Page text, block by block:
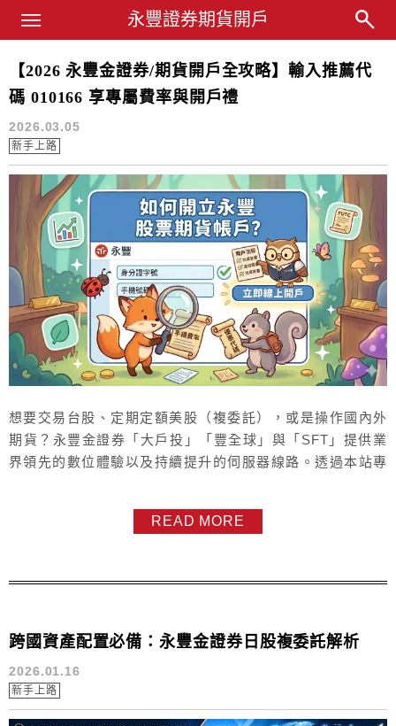
永豐業務經理杜昭逸Blog
永豐證券期貨開戶
Main Menu
杜昭逸
【2026 永豐金證券/期貨開戶全攻略】輸入推薦代
碼 010166 享專屬費率與開戶禮
2026.03.05
新手上路
想要交易台股、定期定額美股（複委託），或是操作國內外
期貨？永豐金證券「大戶投」「豐全球」與「SFT」提供業
界領先的數位體驗以及持續提升的伺服器線路。透過本站專
提醒： 線上開戶若沒填寫營業員，後續手續費調整與許多事
物辦理往往求助無門。建議先加入我的 LINE 官方帳號：
READ MORE
跨國資產配置必備：永豐金證券日股複委託解析
2026.01.16
新手上路